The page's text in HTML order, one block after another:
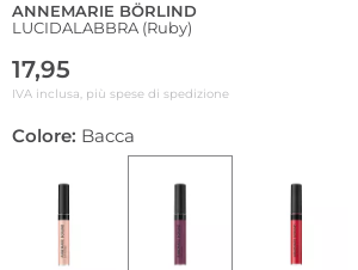
ANNEMARIE BÖRLIND
LUCIDALABBRA (Ruby)
17,95
IVA inclusa, più spese di spedizione
Colore: Bacca